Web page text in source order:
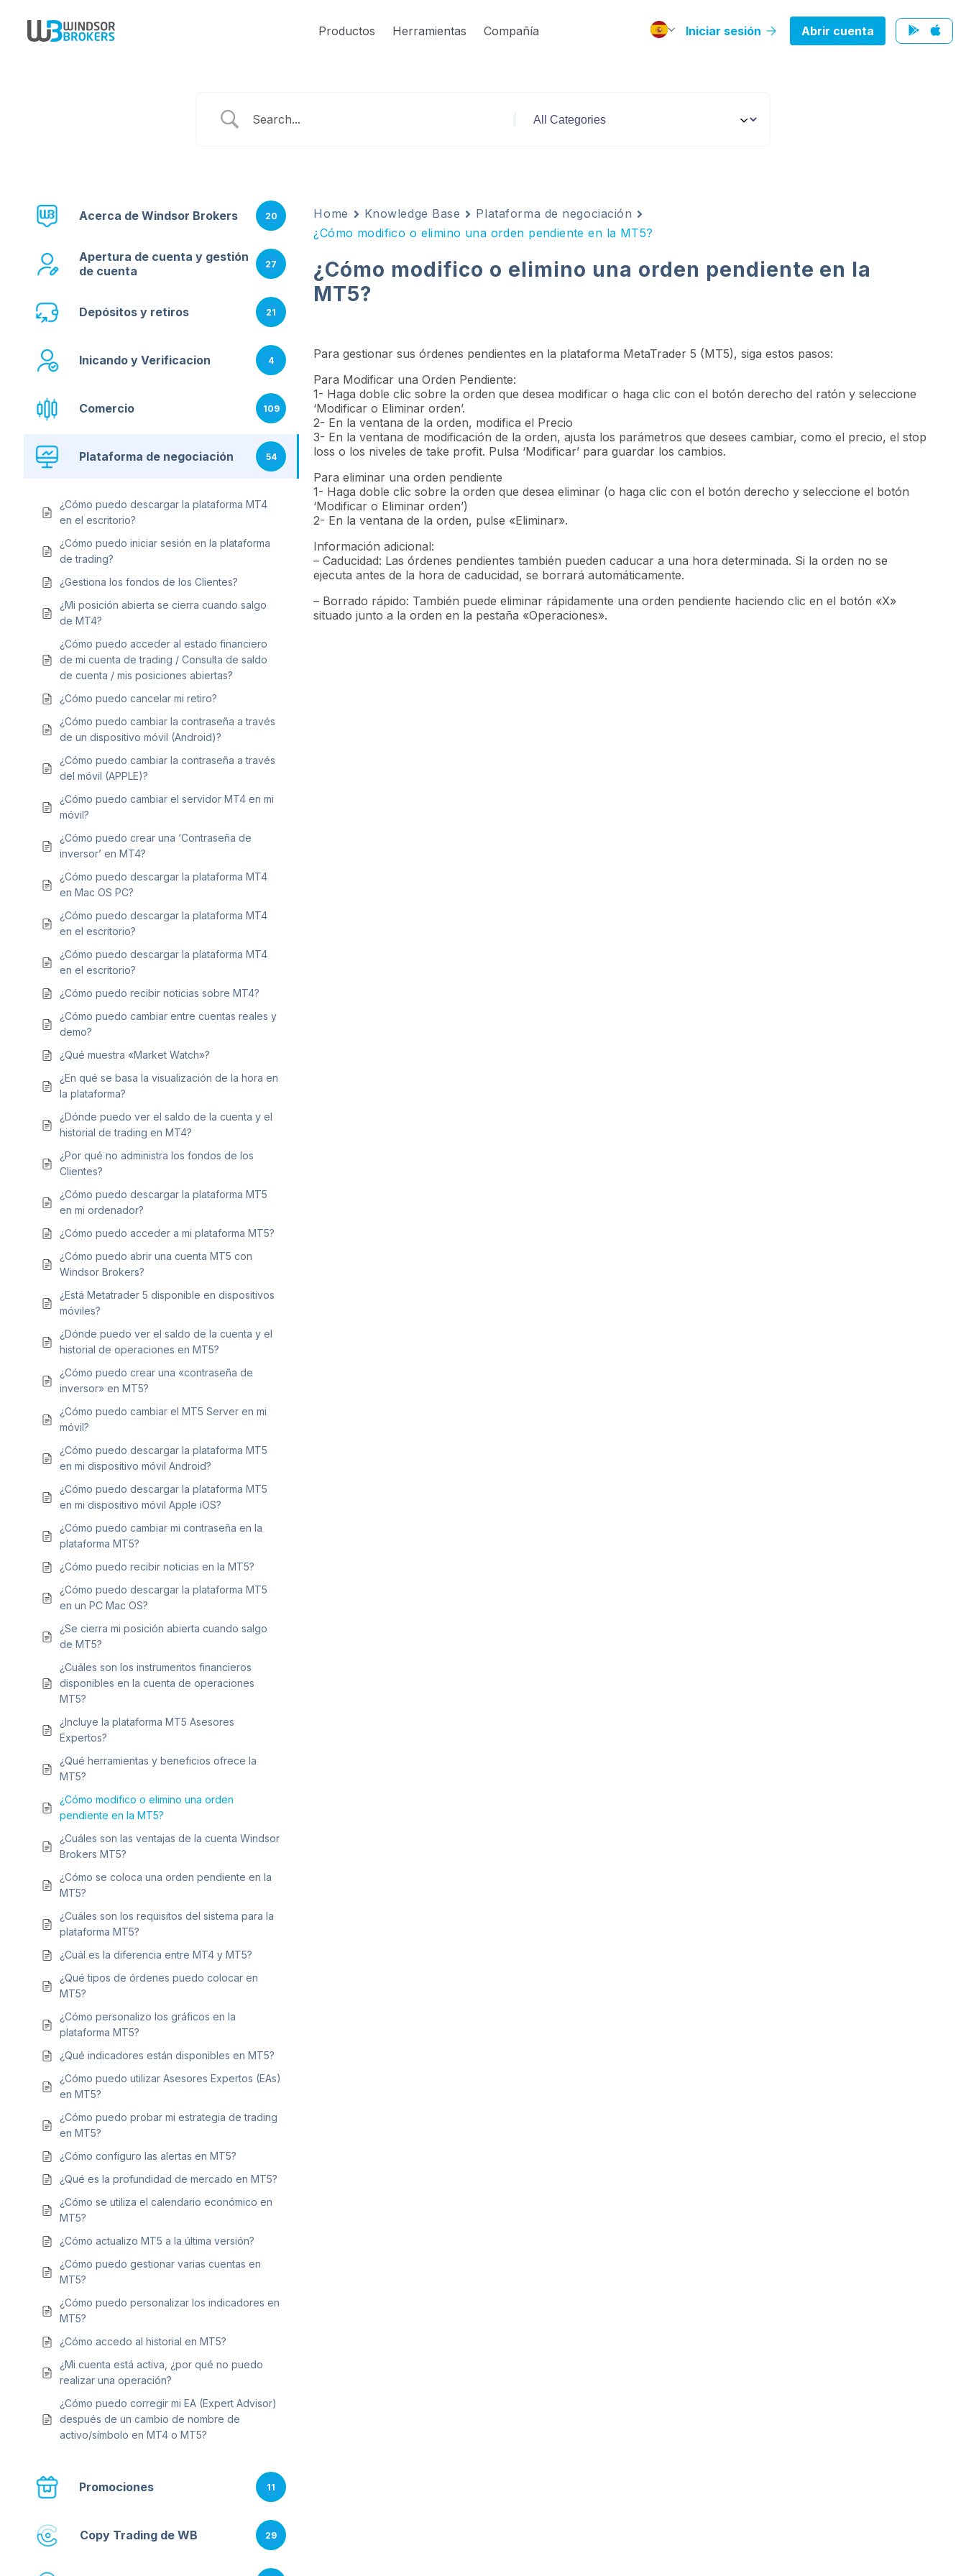
Productos Herramientas Compañía Iniciar sesión Abrir cuenta
Acerca de Windsor Brokers 20
Apertura de cuenta y gestión
de cuenta
27
Depósitos y retiros 21
Inicando y Verificacion 4
Comercio 109
Plataforma de negociación 54
¿Cómo puedo descargar la plataforma MT4
en el escritorio?
¿Cómo puedo iniciar sesión en la plataforma
de trading?
¿Gestiona los fondos de los Clientes?
¿Mi posición abierta se cierra cuando salgo
de MT4?
¿Cómo puedo acceder al estado financiero
de mi cuenta de trading / Consulta de saldo
de cuenta / mis posiciones abiertas?
¿Cómo puedo cancelar mi retiro?
¿Cómo puedo cambiar la contraseña a través
de un dispositivo móvil (Android)?
¿Cómo puedo cambiar la contraseña a través
del móvil (APPLE)?
¿Cómo puedo cambiar el servidor MT4 en mi
móvil?
¿Cómo puedo crear una ‘Contraseña de
inversor’ en MT4?
¿Cómo puedo descargar la plataforma MT4
en Mac OS PC?
¿Cómo puedo descargar la plataforma MT4
en el escritorio?
¿Cómo puedo descargar la plataforma MT4
en el escritorio?
¿Cómo puedo recibir noticias sobre MT4?
¿Cómo puedo cambiar entre cuentas reales y
demo?
¿Qué muestra «Market Watch»?
¿En qué se basa la visualización de la hora en
la plataforma?
¿Dónde puedo ver el saldo de la cuenta y el
historial de trading en MT4?
¿Por qué no administra los fondos de los
Clientes?
¿Cómo puedo descargar la plataforma MT5
en mi ordenador?
¿Cómo puedo acceder a mi plataforma MT5?
¿Cómo puedo abrir una cuenta MT5 con
Windsor Brokers?
¿Está Metatrader 5 disponible en dispositivos
móviles?
¿Dónde puedo ver el saldo de la cuenta y el
historial de operaciones en MT5?
¿Cómo puedo crear una «contraseña de
inversor» en MT5?
¿Cómo puedo cambiar el MT5 Server en mi
móvil?
¿Cómo puedo descargar la plataforma MT5
en mi dispositivo móvil Android?
¿Cómo puedo descargar la plataforma MT5
en mi dispositivo móvil Apple iOS?
¿Cómo puedo cambiar mi contraseña en la
plataforma MT5?
¿Cómo puedo recibir noticias en la MT5?
¿Cómo puedo descargar la plataforma MT5
en un PC Mac OS?
¿Se cierra mi posición abierta cuando salgo
de MT5?
¿Cuáles son los instrumentos financieros
disponibles en la cuenta de operaciones
MT5?
¿Incluye la plataforma MT5 Asesores
Expertos?
¿Qué herramientas y beneficios ofrece la
MT5?
¿Cómo modifico o elimino una orden
pendiente en la MT5?
¿Cuáles son las ventajas de la cuenta Windsor
Brokers MT5?
¿Cómo se coloca una orden pendiente en la
MT5?
¿Cuáles son los requisitos del sistema para la
plataforma MT5?
¿Cuál es la diferencia entre MT4 y MT5?
¿Qué tipos de órdenes puedo colocar en
MT5?
¿Cómo personalizo los gráficos en la
plataforma MT5?
¿Qué indicadores están disponibles en MT5?
¿Cómo puedo utilizar Asesores Expertos (EAs)
en MT5?
¿Cómo puedo probar mi estrategia de trading
en MT5?
¿Cómo configuro las alertas en MT5?
¿Qué es la profundidad de mercado en MT5?
¿Cómo se utiliza el calendario económico en
MT5?
¿Cómo actualizo MT5 a la última versión?
¿Cómo puedo gestionar varias cuentas en
MT5?
¿Cómo puedo personalizar los indicadores en
MT5?
¿Cómo accedo al historial en MT5?
¿Mi cuenta está activa, ¿por qué no puedo
realizar una operación?
¿Cómo puedo corregir mi EA (Expert Advisor)
después de un cambio de nombre de
activo/símbolo en MT4 o MT5?
Promociones 11
Copy Trading de WB 29
Home Knowledge Base
Plataforma de negociación
¿Cómo modifico o elimino una orden pendiente en la MT5?
¿Cómo modifico o elimino una orden pendiente en la
MT5?
Para gestionar sus órdenes pendientes en la plataforma MetaTrader 5 (MT5), siga estos pasos:
Para Modificar una Orden Pendiente:
1- Haga doble clic sobre la orden que desea modificar o haga clic con el botón derecho del ratón y seleccione
‘Modificar o Eliminar orden’.
2- En la ventana de la orden, modifica el Precio
3- En la ventana de modificación de la orden, ajusta los parámetros que desees cambiar, como el precio, el stop
loss o los niveles de take profit. Pulsa ‘Modificar’ para guardar los cambios.
Para eliminar una orden pendiente
1- Haga doble clic sobre la orden que desea eliminar (o haga clic con el botón derecho y seleccione el botón
‘Modificar o Eliminar orden’)
2- En la ventana de la orden, pulse «Eliminar».
Información adicional:
– Caducidad: Las órdenes pendientes también pueden caducar a una hora determinada. Si la orden no se
ejecuta antes de la hora de caducidad, se borrará automáticamente.
– Borrado rápido: También puede eliminar rápidamente una orden pendiente haciendo clic en el botón «X»
situado junto a la orden en la pestaña «Operaciones».